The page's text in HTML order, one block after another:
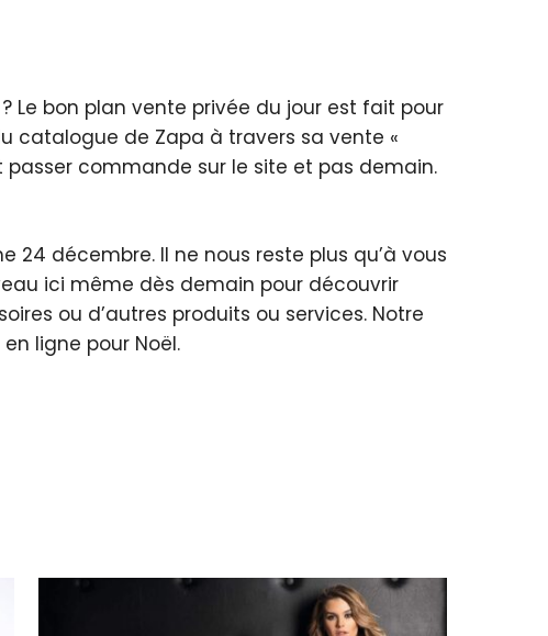
Le bon plan vente privée du jour est fait pour
catalogue de Zapa à travers sa vente «
commande sur le site et pas demain.
24 décembre. Il ne nous reste plus qu’à vous
ici même dès demain pour découvrir
ou d’autres produits ou services. Notre
ligne pour Noël.